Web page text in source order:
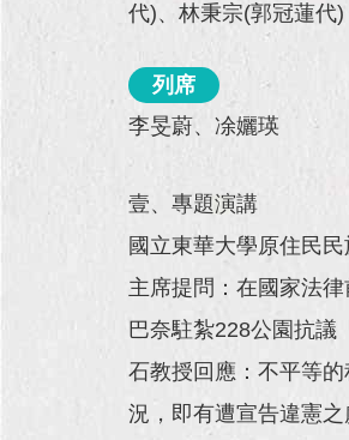
代)、林秉宗(郭冠蓮代)
列席
李旻蔚、凃孋瑛
壹、專題演講
國立東華大學原住民
主席提問：在國家法
巴奈駐紮228公園抗議
石教授回應：不平等
況，即有遭宣告違憲